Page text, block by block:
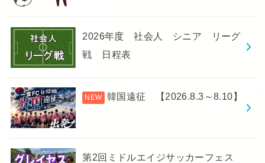
2026年度 社会人 シニア リーグ
戦 日程表
韓国遠征 【2026.8.3～8.10】
第2回ミドルエイジサッカーフェス